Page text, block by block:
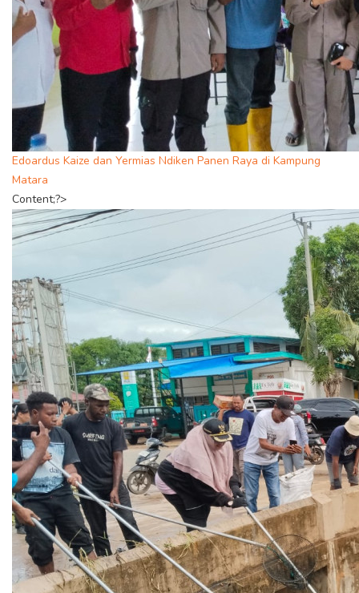
Edoardus Kaize dan Yermias Ndiken Panen Raya di Kampung
Matara
Content;?>